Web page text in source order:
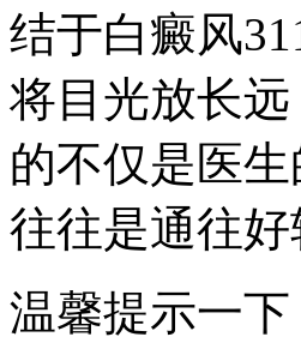
结于白癜风
将目光放长
的不仅是医
往往是通往
温馨提示一